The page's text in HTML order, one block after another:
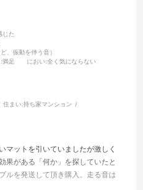
じた
、振動を伴う音）
:満足 におい:全く気にならない
住まい:持ち家マンション
マットを引いていましたが激しく
果がある「何か」を探していたと
ルを発送して頂き購入。走る音は